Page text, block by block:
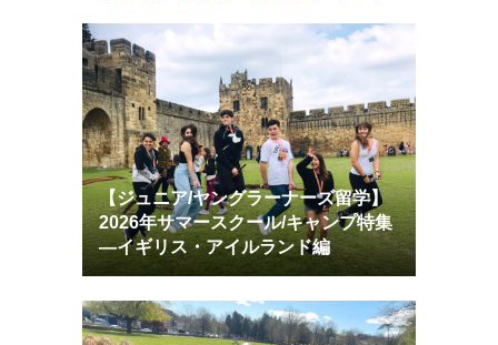
【ジュニア/ヤングラーナーズ留学】
2026年サマースクール/キャンプ特集
―イギリス・アイルランド編